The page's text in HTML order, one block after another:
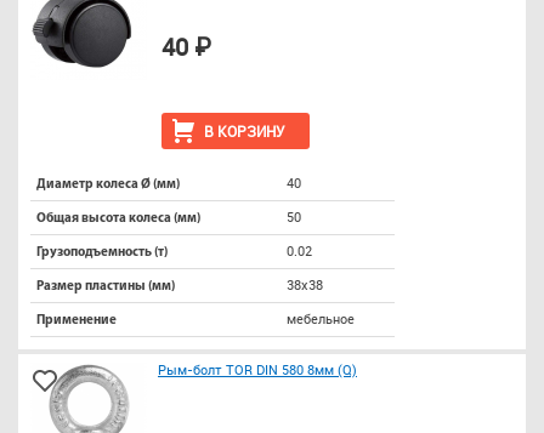
В КОРЗИНУ
40 ₽
Диаметр колеса Ø (мм) 40
Общая высота колеса (мм) 50
Грузоподъемность (т) 0.02
Размер пластины (мм) 38х38
Применение мебельное
Рым-болт TOR DIN 580 8мм (Q)